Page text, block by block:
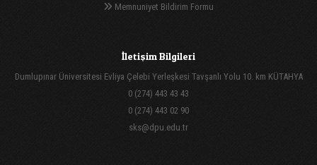
Memnuniyet Bildirim Formu
İletişim Bilgileri
Dumlupınar Üniversitesi Evliya Çelebi Yerleşkesi Tavşanlı Yolu 10. km KÜTAHYA
0 (274) 443 43 43
0 (274) 443 02 90
sks@dpu.edu.tr